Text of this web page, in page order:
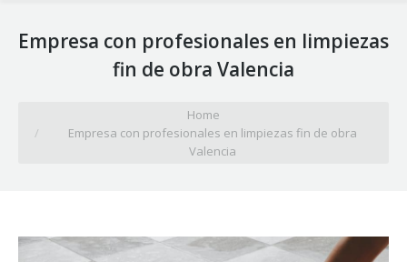
Empresa con profesionales en limpiezas
fin de obra Valencia
Home
Empresa con profesionales en limpiezas fin de obra
Valencia